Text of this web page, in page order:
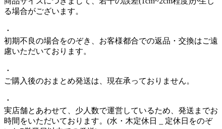
る場合がございます。
・
初期不良の場合をのぞき、お客様都合での返品・交換はご遠
慮いただいております。
・
ご購入後のおまとめ発送は、現在承っておりません。
・
実店舗とあわせて、少人数で運営しているため、発送までお
時間をいただいております。(水・木定休日 _ 定休日をのぞ